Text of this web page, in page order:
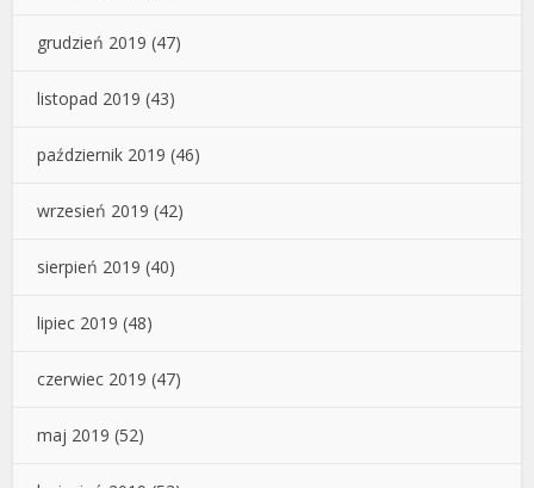
grudzień 2019 (47)
listopad 2019 (43)
październik 2019 (46)
wrzesień 2019 (42)
sierpień 2019 (40)
lipiec 2019 (48)
czerwiec 2019 (47)
maj 2019 (52)